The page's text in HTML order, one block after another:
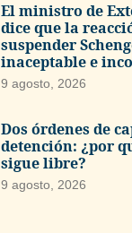
El ministro de
dice que la
suspender
inaceptable e
9 agosto, 2026
Dos órdenes de
detención: ¿por
sigue libre?
9 agosto, 2026